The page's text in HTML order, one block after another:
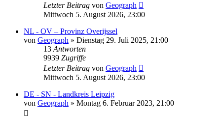
Letzter Beitrag von Geograph
Mittwoch 5. August 2026, 23:00
NL - OV – Provinz Overijssel
von Geograph » Dienstag 29. Juli 2025, 21:00
13 Antworten
9939 Zugriffe
Letzter Beitrag von Geograph
Mittwoch 5. August 2026, 23:00
DE - SN - Landkreis Leipzig
von Geograph » Montag 6. Februar 2023, 21:00